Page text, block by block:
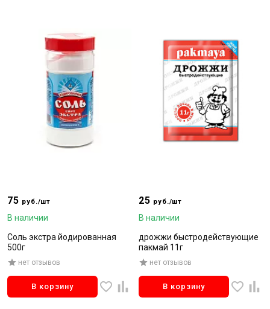
75 руб./шт
В наличии
Соль экстра йодированная
500г
нет отзывов
В корзину
25 руб./шт
В наличии
дрожжи быстродействующие
пакмай 11г
нет отзывов
В корзину